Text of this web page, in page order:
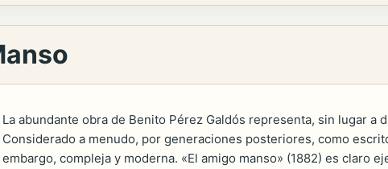
La abundante obra de Benito Pérez Galdós representa, sin lugar
Considerado a menudo, por generaciones posteriores, como
embargo, compleja y moderna. «El amigo manso» (1882) es claro